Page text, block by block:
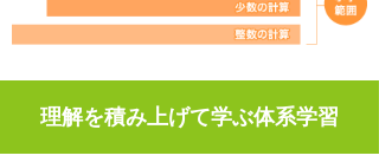
理解を積み上げて学ぶ体系学習